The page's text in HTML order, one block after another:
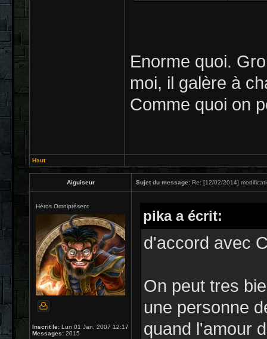
Enorme quoi.
moi, il galère à
Comme quoi on
Haut
Aiguiseur Sujet du message: Re: [12/02/2014]
Héros Omniprésent
Inscrit le: Lun 01 Jan, 2007 12:17
Messages: 2015
pika a écrit:
d'accord avec
On peut tres
une personne
quand l'amour